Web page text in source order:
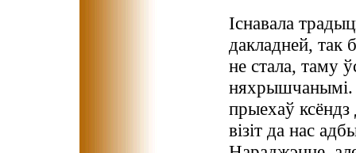
Існавала
дакладней, так
не стала, таму
няхрышчанымі.
прыехаў
візіт да нас